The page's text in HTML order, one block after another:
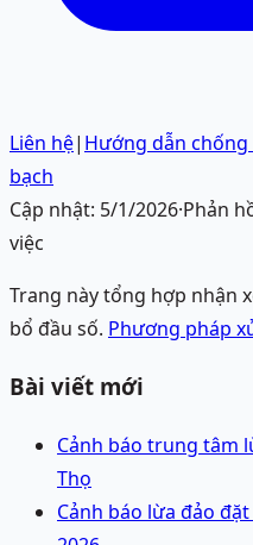
Liên hệ| Hướng dẫn chống
bạch
Cập nhật: 5/1/2026·Phản
việc
Trang này tổng hợp nhận
bổ đầu số. Phương pháp
Bài viết mới
Cảnh báo trung tâm
Thọ
Cảnh báo lừa đảo